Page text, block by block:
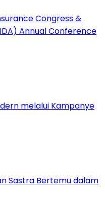
Congress &
Annual Conference
melalui Kampanye
Sastra Bertemu dalam